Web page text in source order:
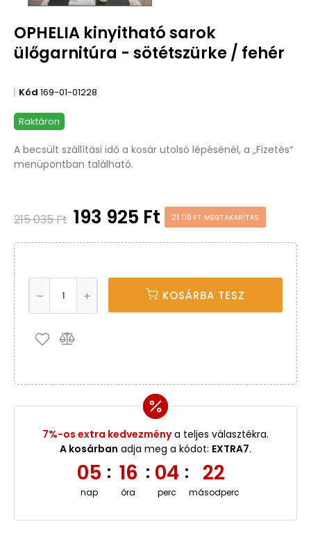
OPHELIA kinyitható sarok
ülőgarnitúra - sötétszürke / fehér
Kód 169-01-01228
Raktáron
A becsült szállítási idő a kosár utolsó lépésénél, a „Fizetés“
menüpontban található.
215 035 Ft 193 925 Ft 21 110 FT MEGTAKARÍTÁS
KOSÁRBA TESZ
7%-os extra kedvezménya teljes választékra.
A kosárban adja meg a kódot: EXTRA7.
05
nap
: 16
óra
: 04
perc
: 21
másodperc